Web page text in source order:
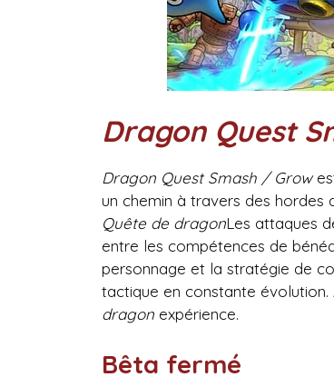
Dragon Quest
Dragon Quest Smash / Grow
un chemin à travers des
Quête de dragonLes attaques
entre les compétences de
personnage et la stratégie de
tactique en constante évolution.
dragon expérience.
Bêta fermé